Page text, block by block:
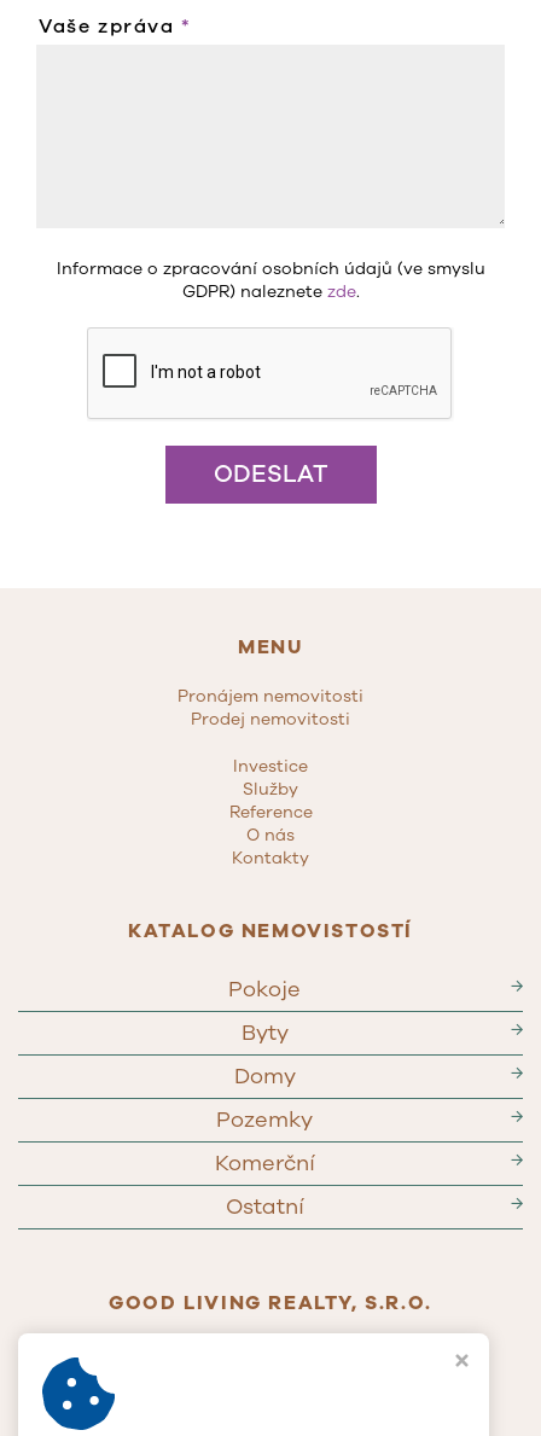
Vaše zpráva*
Informace o zpracování osobních údajů (ve smyslu
GDPR) naleznete zde.
ODESLAT
MENU
Pronájem nemovitosti
Prodej nemovitosti
Investice
Služby
Reference
O nás
Kontakty
KATALOG NEMOVISTOSTÍ
Pokoje →
Byty →
Domy →
Pozemky →
Komerční →
Ostatní →
GOOD LIVING REALTY, S.R.O.